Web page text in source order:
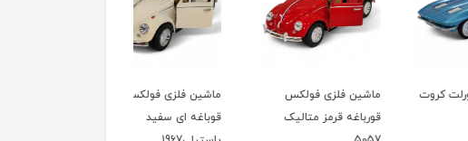
ماشین فلزی فولکس
قورباغه قرمز متالیک
ماشین فلزی فولکس
قوباغه ای سفید